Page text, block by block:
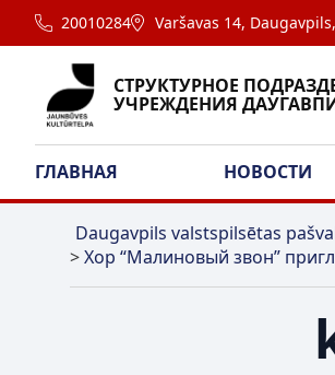
20010284 Varšavas 14,
СТРУКТУРНОЕ
УЧРЕЖДЕНИЯ
ГЛАВНАЯ НОВОСТИ
Daugavpils valstspilsētas
>Хор “Малиновый звон”